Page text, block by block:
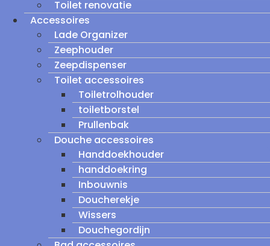
Toilet renovatie
Accessoires
Lade Organizer
Zeephouder
Zeepdispenser
Toilet accessoires
Toiletrolhouder
toiletborstel
Prullenbak
Douche accessoires
Handdoekhouder
handdoekring
Inbouwnis
Doucherekje
Wissers
Douchegordijn